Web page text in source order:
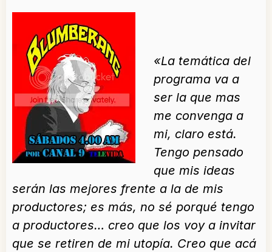
«La temática del
programa va a
ser la que mas
me convenga a
mi, claro está.
Tengo pensado
que mis ideas
serán las mejores frente a la de mis
productores; es más, no sé porqué tengo
a productores… creo que los voy a invitar
que se retiren de mi utopía. Creo que acá